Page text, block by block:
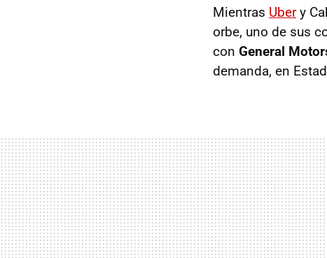
Mientras Ubery
orbe, uno de sus
con General
demanda, en